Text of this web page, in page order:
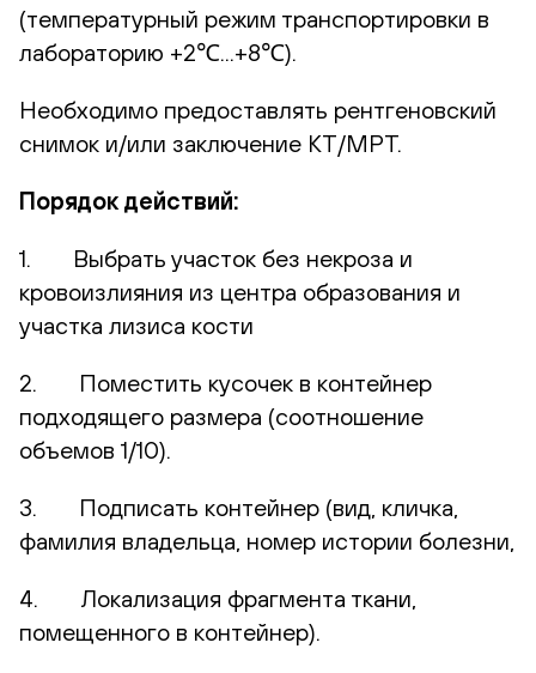
(температурный режим транспортировки в
лабораторию +2℃...+8℃).
Необходимо предоставлять рентгеновский
снимок и/или заключение КТ/МРТ.
Порядок действий:
1. Выбрать участок без некроза и
кровоизлияния из центра образования и
участка лизиса кости
2. Поместить кусочек в контейнер
подходящего размера (соотношение
объемов 1/10).
3. Подписать контейнер (вид, кличка,
фамилия владельца, номер истории болезни,
4. Локализация фрагмента ткани,
помещенного в контейнер).